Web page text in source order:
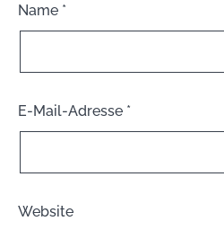
Name *
E-Mail-Adresse *
Website